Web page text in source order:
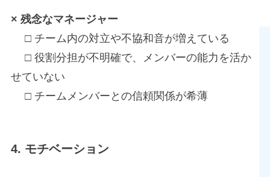
× 残念なマネージャー
□ チーム内の対立や不協和音が増えている
□ 役割分担が不明確で、メンバーの能力を活か
せていない
□ チームメンバーとの信頼関係が希薄
4. モチベーション